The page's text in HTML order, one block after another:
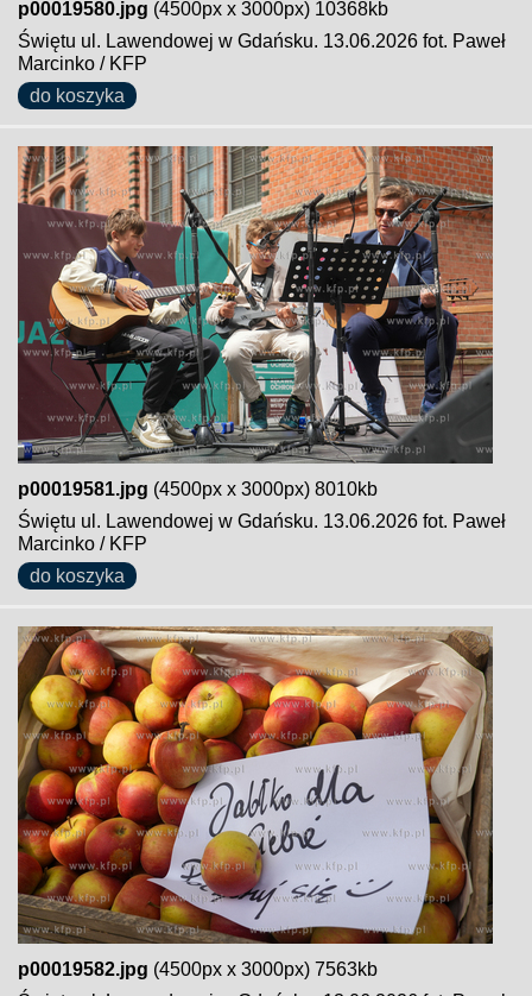
p00019580.jpg (4500px x 3000px) 10368kb
Świętu ul. Lawendowej w Gdańsku. 13.06.2026 fot. Paweł
Marcinko / KFP
do koszyka
p00019581.jpg (4500px x 3000px) 8010kb
Świętu ul. Lawendowej w Gdańsku. 13.06.2026 fot. Paweł
Marcinko / KFP
do koszyka
p00019582.jpg (4500px x 3000px) 7563kb